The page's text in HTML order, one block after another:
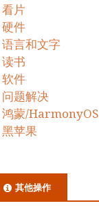
看片
硬件
语言和文字
读书
软件
问题解决
鸿蒙/HarmonyOS
黑苹果
其他操作